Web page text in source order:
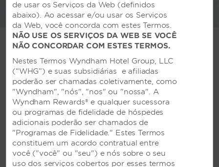
Momentos significativos,
preservados.
Você pode ir além. No trabalho, durante o lazer e
em tudo o que importa para você. Nós também
vamos além; para você. Seu tempo conosco deve
ser relaxante, confortável... personalizado.
Sabemos o que é necessário para fazer com que
sua estadia seja exatamente como você imagina e
nos dedicamos para superar suas expectativas.
de usar os Serviços da Web (definidos
abaixo). Ao acessar e/ou usar os Serviços
da Web, você concorda com estes Termos.
NÃO USE OS SERVIÇOS DA WEB SE VOCÊ
NÃO CONCORDAR COM ESTES TERMOS.
Nestes Termos Wyndham Hotel Group, LLC
(“WHG”) e suas subsidiárias e afiliadas
poderão ser chamadas coletivamente, como
"Wyndham", "nós", "nos" ou "nossa". A
Wyndham Rewards® e qualquer sucessora
ou programas de fidelidade de hóspedes
adicionais poderão ser chamados de
"Programas de Fidelidade." Estes Termos
constituem um acordo contratual entre
você ("você" ou "seu") e nós sobre o seu
uso dos serviços cobertos por esses termos